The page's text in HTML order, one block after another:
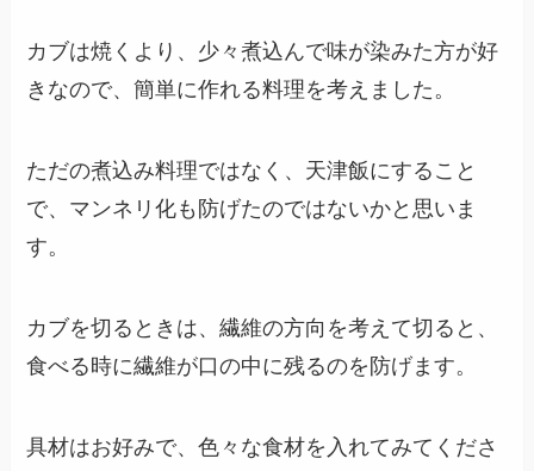
カブは焼くより、少々煮込んで味が染みた方が好
きなので、簡単に作れる料理を考えました。
ただの煮込み料理ではなく、天津飯にすること
で、マンネリ化も防げたのではないかと思いま
す。
カブを切るときは、繊維の方向を考えて切ると、
食べる時に繊維が口の中に残るのを防げます。
具材はお好みで、色々な食材を入れてみてくださ